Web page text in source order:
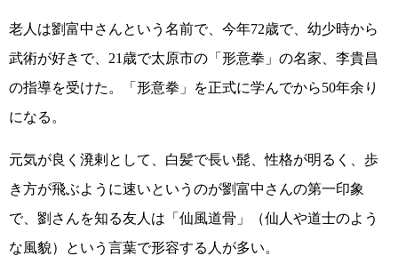
老人は劉富中さんという名前で、今年72歳で、幼少時から
武術が好きで、21歳で太原市の「形意拳」の名家、李貴昌
の指導を受けた。「形意拳」を正式に学んでから50年余り
になる。
元気が良く溌剌として、白髪で長い髭、性格が明るく、歩
き方が飛ぶように速いというのが劉富中さんの第一印象
で、劉さんを知る友人は「仙風道骨」（仙人や道士のよう
な風貌）という言葉で形容する人が多い。